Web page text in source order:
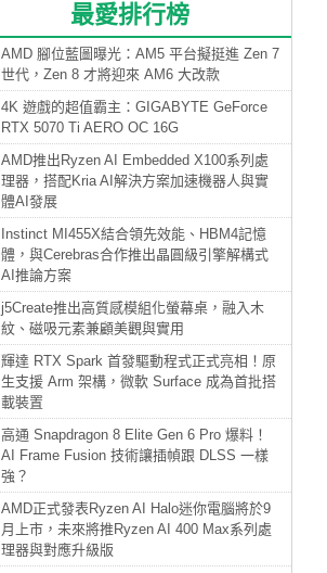
最愛排行榜
AMD 腳位藍圖曝光：AM5 平台擬挺進 Zen 7
世代，Zen 8 才將迎來 AM6 大改款
4K 遊戲的超值霸主：GIGABYTE GeForce
RTX 5070 Ti AERO OC 16G
AMD推出Ryzen AI Embedded X100系列處
理器，搭配Kria AI解決方案加速機器人與實
體AI發展
Instinct MI455X結合領先效能、HBM4記憶
體，與Cerebras合作推出晶圓級引擎解構式
AI推論方案
j5Create推出高質感模組化螢幕桌，融入木
紋、磁吸元素兼顧美觀與實用
輝達 RTX Spark 首發驅動程式正式亮相！原
生支援 Arm 架構，微軟 Surface 成為首批搭
載裝置
高通 Snapdragon 8 Elite Gen 6 Pro 爆料！
AI Frame Fusion 技術讓插幀跟 DLSS 一樣
強？
AMD正式發表Ryzen AI Halo迷你電腦將於9
月上市，未來將推Ryzen AI 400 Max系列處
理器與對應升級版